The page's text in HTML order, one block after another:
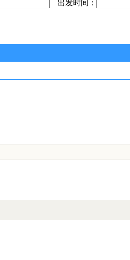
出发时间：